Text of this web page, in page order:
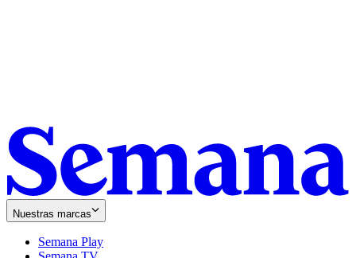
Nuestras marcas
Semana Play